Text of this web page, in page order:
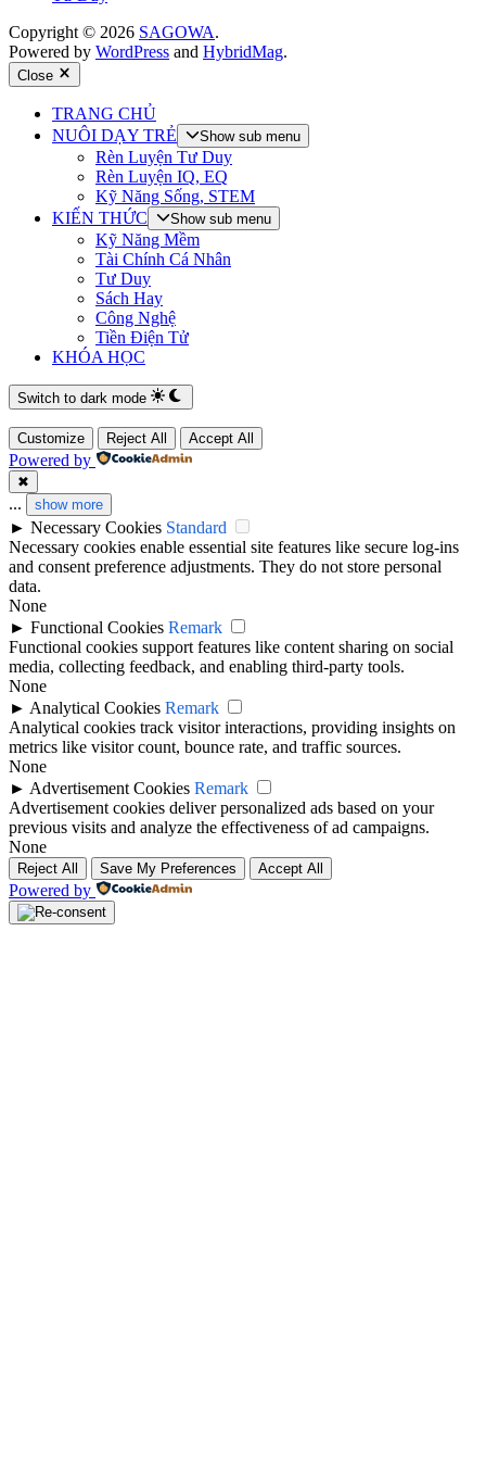
Copyright © 2026 SAGOWA.
Powered by WordPress and HybridMag.
Close
TRANG CHỦ
NUÔI DẠY TRẺ
Show sub menu
Rèn Luyện Tư Duy
Rèn Luyện IQ, EQ
Kỹ Năng Sống, STEM
KIẾN THỨC
Show sub menu
Kỹ Năng Mềm
Tài Chính Cá Nhân
Tư Duy
Sách Hay
Công Nghệ
Tiền Điện Tử
KHÓA HỌC
Switch to dark mode
Customize Reject All Accept All
Powered by
✖
... show more
► Necessary Cookies Standard
Necessary cookies enable essential site features like secure log-ins
and consent preference adjustments. They do not store personal
data.
None
► Functional Cookies Remark
Functional cookies support features like content sharing on social
media, collecting feedback, and enabling third-party tools.
None
► Analytical Cookies Remark
Analytical cookies track visitor interactions, providing insights on
metrics like visitor count, bounce rate, and traffic sources.
None
► Advertisement Cookies Remark
Advertisement cookies deliver personalized ads based on your
previous visits and analyze the effectiveness of ad campaigns.
None
Reject All Save My Preferences Accept All
Powered by